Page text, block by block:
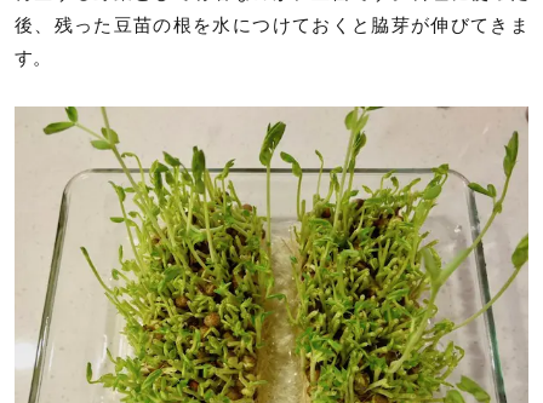
後、残った豆苗の根を水につけておくと脇芽が伸びてきま
す。